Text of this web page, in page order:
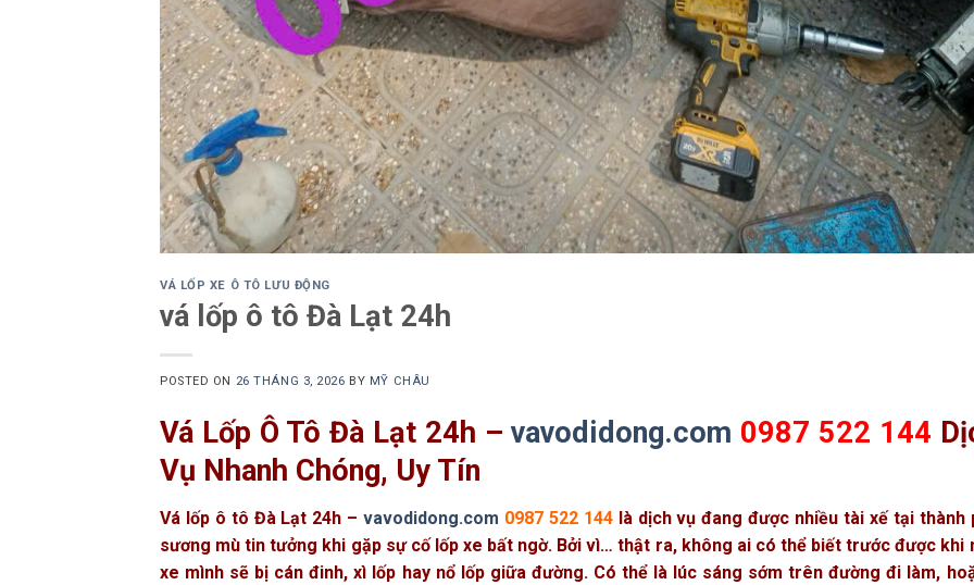
VÁ LỐP XE Ô TÔ LƯU ĐỘNG
vá lốp ô tô Đà Lạt 24h
POSTED ON 26 THÁNG 3, 2026 BY MỸ CHÂU
Vá Lốp Ô Tô Đà Lạt 24h –vavodidong.com 0987 522 144
Vụ Nhanh Chóng, Uy Tín
Vá lốp ô tô Đà Lạt 24h –vavodidong.com 0987 522 144là dịch vụ đang được nhiều tài xế tại thành
sương mù tin tưởng khi gặp sự cố lốp xe bất ngờ. Bởi vì… thật ra, không ai có thể biết trước được khi
xe mình sẽ bị cán đinh, xì lốp hay nổ lốp giữa đường. Có thể là lúc sáng sớm trên đường đi làm,